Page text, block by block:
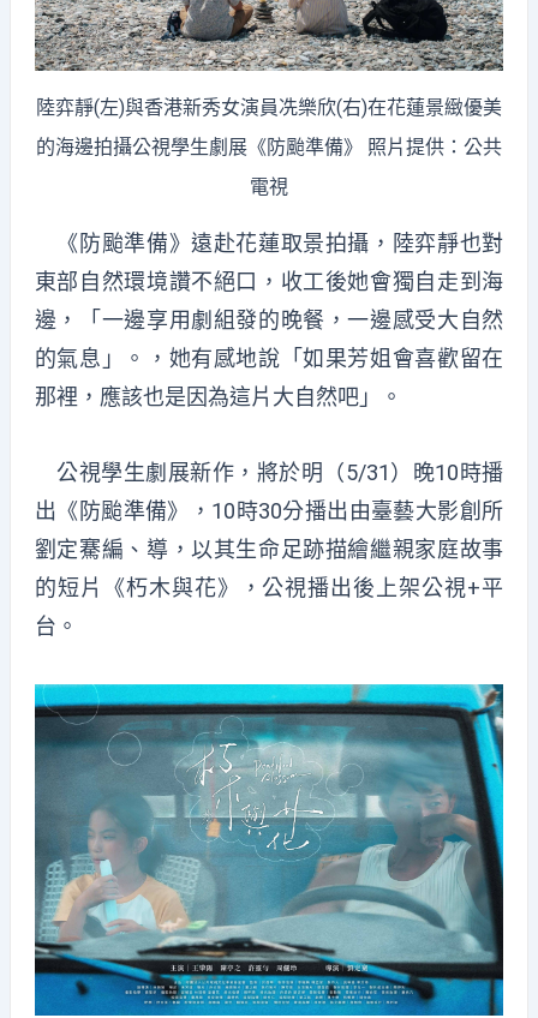
陸弈靜(左)與香港新秀女演員冼樂欣(右)在花蓮景緻優美
的海邊拍攝公視學生劇展《防颱準備》 照片提供：公共
電視
《防颱準備》遠赴花蓮取景拍攝，陸弈靜也對
東部自然環境讚不絕口，收工後她會獨自走到海
邊，「一邊享用劇組發的晚餐，一邊感受大自然
的氣息」。，她有感地說「如果芳姐會喜歡留在
那裡，應該也是因為這片大自然吧」。
公視學生劇展新作，將於明（5/31）晚10時播
出《防颱準備》，10時30分播出由臺藝大影創所
劉定騫編、導，以其生命足跡描繪繼親家庭故事
的短片《朽木與花》，公視播出後上架公視+平
台。